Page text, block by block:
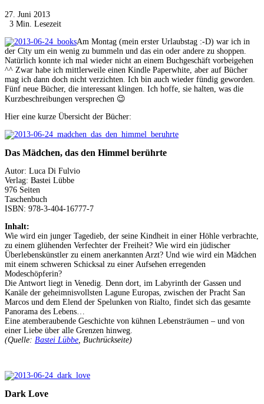
27. Juni 2013
3 Min. Lesezeit
Am Montag (mein erster Urlaubstag :-D) war ich in
der City um ein wenig zu bummeln und das ein oder andere zu shoppen.
Natürlich konnte ich mal wieder nicht an einem Buchgeschäft vorbeigehen
^^ Zwar habe ich mittlerweile einen Kindle Paperwhite, aber auf Bücher
mag ich dann doch nicht verzichten. Ich bin auch wieder fündig geworden.
Fünf neue Bücher, die interessant klingen. Ich hoffe, sie halten, was die
Kurzbeschreibungen versprechen 😉
Hier eine kurze Übersicht der Bücher:
Das Mädchen, das den Himmel berührte
Autor: Luca Di Fulvio
Verlag: Bastei Lübbe
976 Seiten
Taschenbuch
ISBN: 978-3-404-16777-7
Inhalt:
Wie wird ein junger Tagedieb, der seine Kindheit in einer Höhle verbrachte,
zu einem glühenden Verfechter der Freiheit? Wie wird ein jüdischer
Überlebenskünstler zu einem anerkannten Arzt? Und wie wird ein Mädchen
mit einem schweren Schicksal zu einer Aufsehen erregenden
Modeschöpferin?
Die Antwort liegt in Venedig. Denn dort, im Labyrinth der Gassen und
Kanäle der geheimnisvollsten Lagune Europas, zwischen der Pracht San
Marcos und dem Elend der Spelunken von Rialto, findet sich das gesamte
Panorama des Lebens…
Eine atemberaubende Geschichte von kühnen Lebensträumen – und von
einer Liebe über alle Grenzen hinweg.
(Quelle: Bastei Lübbe, Buchrückseite)
Dark Love